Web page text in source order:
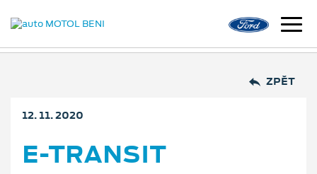
ZPĚT
12. 11. 2020
E-TRANSIT